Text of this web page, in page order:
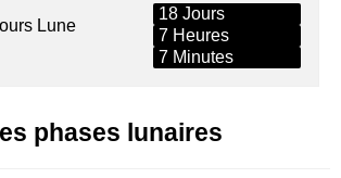
Lune
18 Jours
7 Heures
7 Minutes
phases lunaires